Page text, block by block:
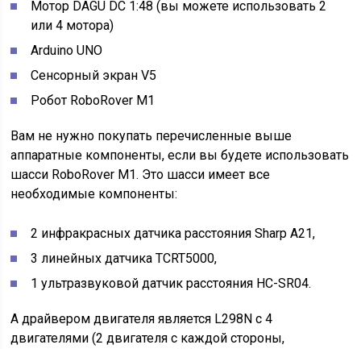
Мотор DAGU DC 1:48 (вы можете использовать 2
или 4 мотора)
Arduino UNO
Сенсорный экран V5
Робот RoboRover M1
Вам не нужно покупать перечисленные выше
аппаратные компоненты, если вы будете использовать
шасси RoboRover M1. Это шасси имеет все
необходимые компоненты:
2 инфракрасных датчика расстояния Sharp A21,
3 линейных датчика TCRT5000,
1 ультразвуковой датчик расстояния HC-SR04.
А драйвером двигателя является L298N с 4
двигателями (2 двигателя с каждой стороны,